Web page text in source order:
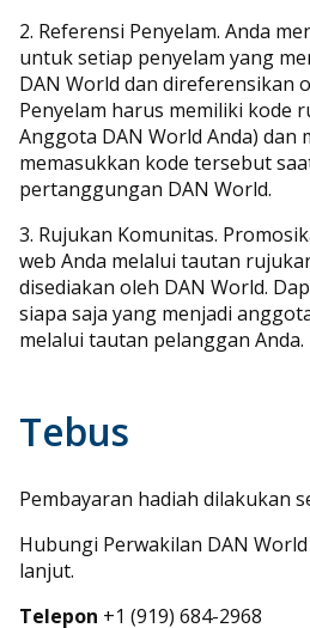
2. Referensi Penyelam. Anda
untuk setiap penyelam yang
DAN World dan direferensikan
Penyelam harus memiliki kode
Anggota DAN World Anda) dan
memasukkan kode tersebut
pertanggungan DAN World.
3. Rujukan Komunitas.
web Anda melalui tautan
disediakan oleh DAN World.
siapa saja yang menjadi
melalui tautan pelanggan
Tebus
Pembayaran hadiah dilakukan
Hubungi Perwakilan DAN
lanjut.
Telepon +1 (919) 684-2968